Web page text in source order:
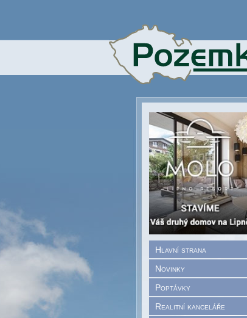
Hlavní strana
Novinky
Poptávky
Realitní kanceláře